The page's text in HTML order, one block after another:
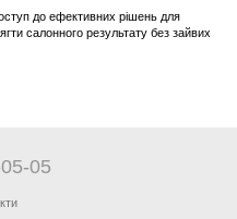
до ефективних рішень для
салонного результату без зайвих
05